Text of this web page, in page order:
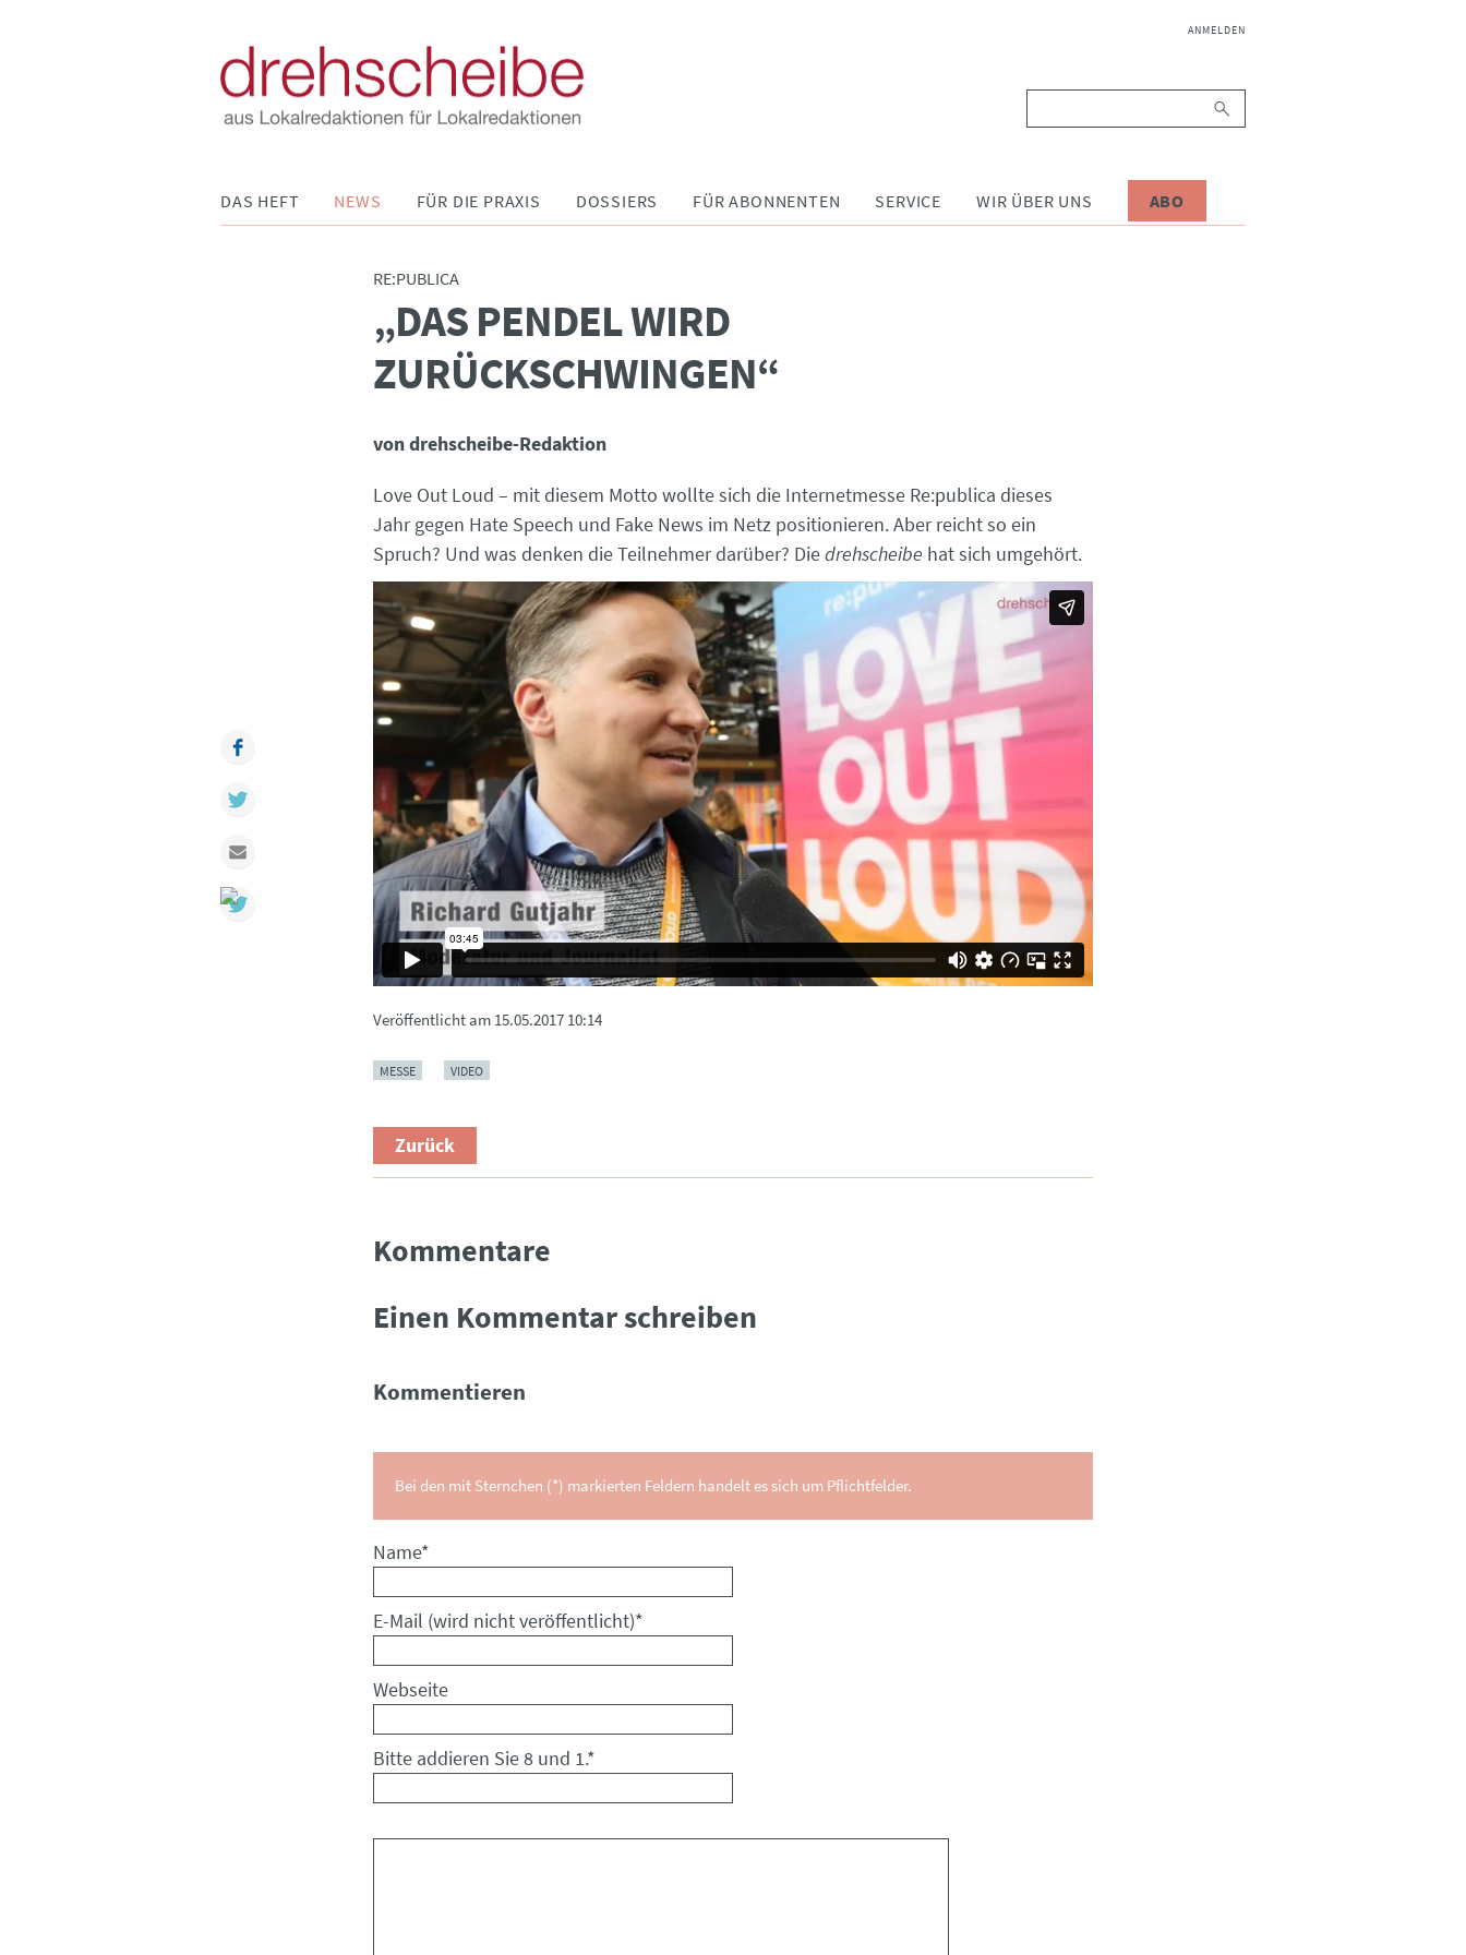
NAVIGATION
ANMELDEN
DAS HEFT NEWS FÜR DIE PRAXIS DOSSIERS FÜR ABONNENTEN SERVICE WIR ÜBER UNS ABO
RE:PUBLICA
„DAS PENDEL WIRD
ZURÜCKSCHWINGEN“
von drehscheibe-Redaktion
Love Out Loud – mit diesem Motto wollte sich die Internetmesse Re:publica dieses
Jahr gegen Hate Speech und Fake News im Netz positionieren. Aber reicht so ein
Spruch? Und was denken die Teilnehmer darüber? Diedrehscheibe hat sich umgehört.
Veröffentlicht am 15.05.2017 10:14
MESSE VIDEO
Zurück
Kommentare
Einen Kommentar schreiben
Kommentieren
Bei den mit Sternchen (*) markierten Feldern handelt es sich um Pflichtfelder.
Pflichtfeld
Name*
Pflichtfeld
E-Mail (wird nicht veröffentlicht)*
Webseite
Bitte addieren Sie 8 und 1.*